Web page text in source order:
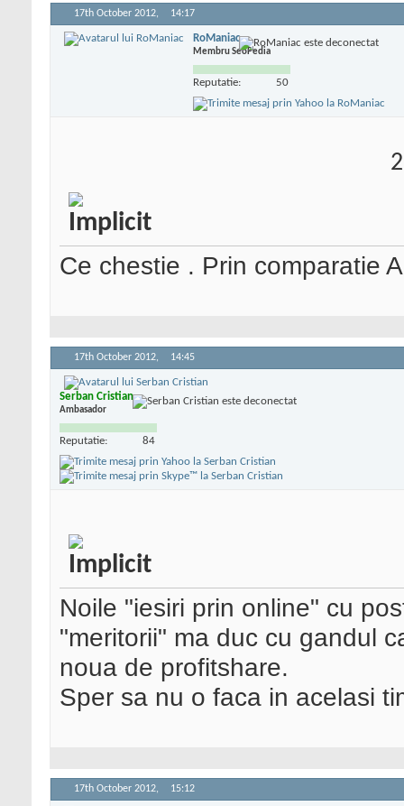
17th October 2012, 14:17
RoManiac
Membru SeoPedia
Reputatie: 50
Ce chestie . Prin comparatie
17th October 2012, 14:45
Serban Cristian
Ambasador
Reputatie: 84
Noile "iesiri prin online" cu
"meritorii" ma duc cu gandul
noua de profitshare.
Sper sa nu o faca in acelasi
17th October 2012, 15:12